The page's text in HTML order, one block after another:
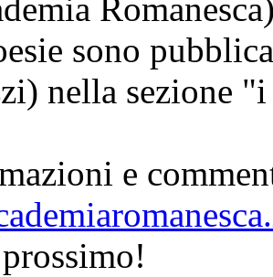
sono
nella sezione
e